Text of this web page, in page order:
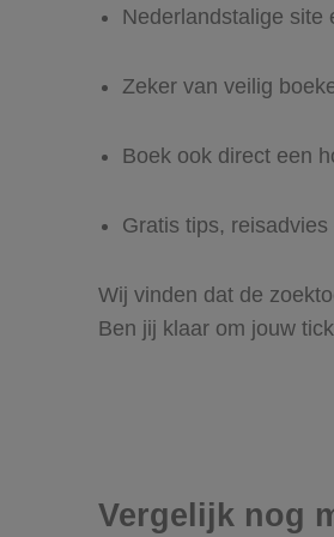
Nederlandstalige site
Zeker van veilig
Boek ook direct een
Gratis tips,
Wij vinden dat de
Ben jij klaar om jouw
Vergelijk nog